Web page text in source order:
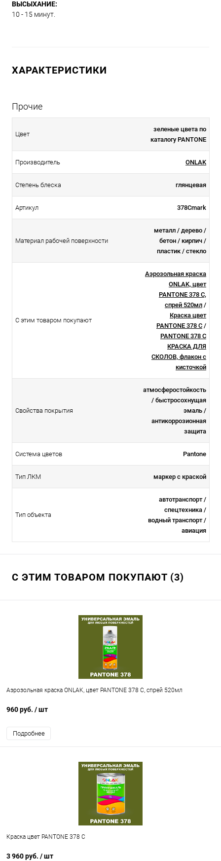
ВЫСЫХАНИЕ:
10 - 15 минут.
ХАРАКТЕРИСТИКИ
Прочие
Цвет
зеленые цвета по
каталогу PANTONE
Производитель ONLAK
Степень блеска глянцевая
Артикул 378Cmark
Материал рабочей поверхности
металл / дерево /
бетон / кирпич /
пластик / стекло
С этим товаром покупают
Аэрозольная краска
ONLAK, цвет
PANTONE 378 C,
спрей 520мл /
Краска цвет
PANTONE 378 C /
PANTONE 378 C
КРАСКА ДЛЯ
СКОЛОВ, флакон с
кисточкой
Свойства покрытия
атмосферостойкоcть
/ быстросохнущая
эмаль /
антикоррозионная
защита
Система цветов Pantone
Тип ЛКМ маркер с краской
Тип объекта
автотранспорт /
спецтехника /
водный транспорт /
авиация
С ЭТИМ ТОВАРОМ ПОКУПАЮТ (3)
Аэрозольная краска ONLAK, цвет PANTONE 378 C, спрей 520мл
960 руб. / шт
Подробнее
Краска цвет PANTONE 378 C
3 960 руб. / шт